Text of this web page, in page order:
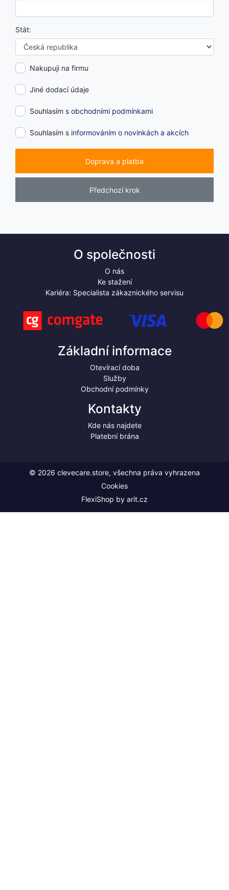
Stát:
Nakupuji na firmu
Jiné dodací údaje
Souhlasím s obchodními podmínkami
Souhlasím s informováním o novinkách a akcích
O společnosti
O nás
Ke stažení
Kariéra: Specialista zákaznického servisu
Základní informace
Otevírací doba
Služby
Obchodní podmínky
Kontakty
Kde nás najdete
Platební brána
© 2026 clevecare.store, všechna práva vyhrazena
Cookies
FlexiShop by arit.cz